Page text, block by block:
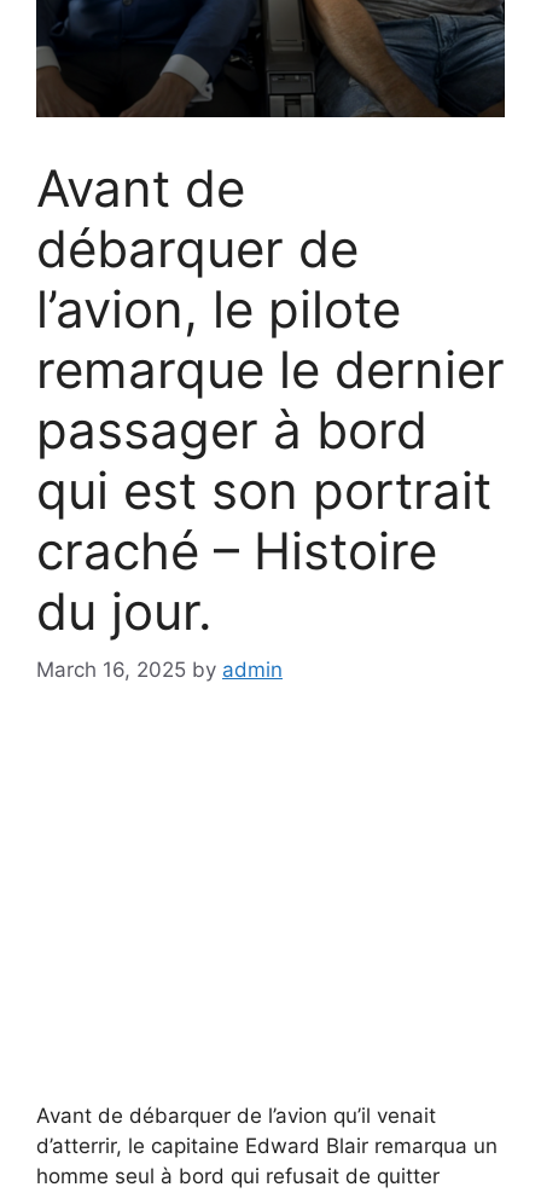
Avant de
débarquer de
l’avion, le pilote
remarque le dernier
passager à bord
qui est son portrait
craché – Histoire
du jour.
March 16, 2025 by admin
Avant de débarquer de l’avion qu’il venait
d’atterrir, le capitaine Edward Blair remarqua un
homme seul à bord qui refusait de quitter